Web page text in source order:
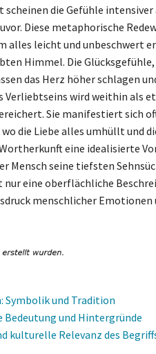
die Gefühle intensiver
Diese metaphorische
alles leicht und unbeschwert
Himmel. Die Glücksgefühle,
das Herz höher schlagen
Verliebtseins wird weithin als
Sie manifestiert sich
die Liebe alles umhüllt und
eine idealisierte
Mensch seine tiefsten
eine oberflächliche
menschlicher Emotionen
Symbolik und Tradition
Bedeutung und Hintergründe
kulturelle Relevanz des